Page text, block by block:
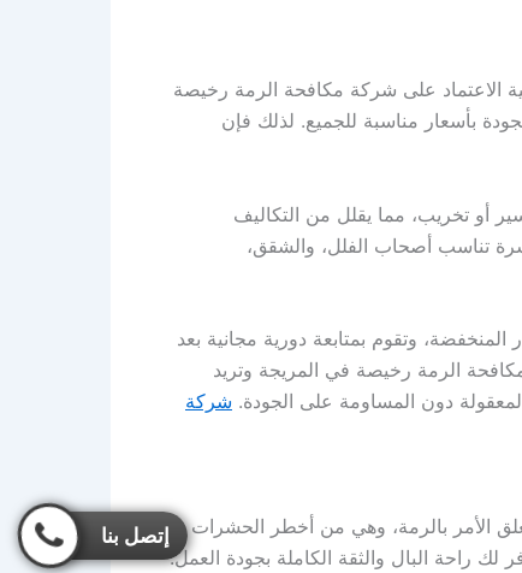
الاعتماد على شركة مكافحة الرمة رخيصة
بأسعار مناسبة للجميع. لذلك فإن
أو تخريب، مما يقلل من التكاليف
تناسب أصحاب الفلل، والشقق،
وتقوم بمتابعة دورية مجانية بعد
الرمة رخيصة في المريجة وتريد
دون المساومة على الجودة. شركة
الأمر بالرمة، وهي من أخطر الحشرات
راحة البال والثقة الكاملة بجودة العمل.
إتصل بنا